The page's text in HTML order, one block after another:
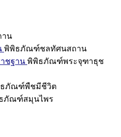
าน
พิพิธภัณฑ์ชลทัศนสถาน
ชฐาน พิพิธภัณฑ์พระจุฑาธุช
ภัณฑ์พืชมีชีวิต
ภัณฑ์สมุนไพร